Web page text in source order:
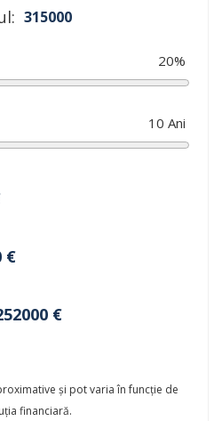
315000
20%
10 Ani
€
€
și pot varia în funcție de
financiară.